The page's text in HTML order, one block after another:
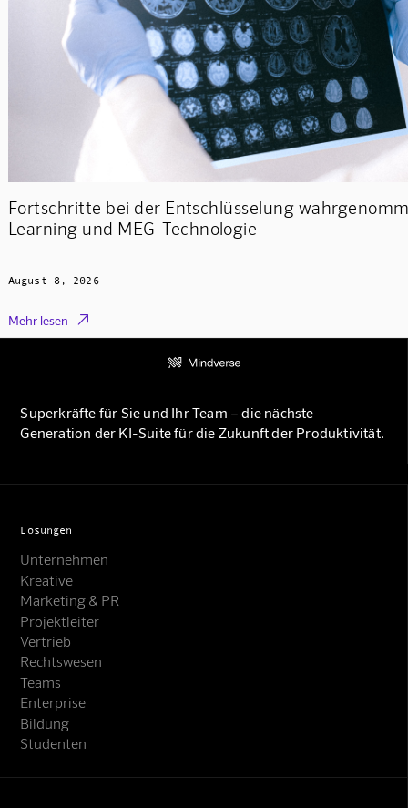
Fortschritte bei der Entschlüsselung
Learning und MEG-Technologie
August 8, 2026
Mehr lesen 
Superkräfte für Sie und Ihr Team – die nächste
Generation der KI-Suite für die Zukunft der Produktivität.
Lösungen
Unternehmen
Kreative
Marketing & PR
Projektleiter
Vertrieb
Rechtswesen
Teams
Enterprise
Bildung
Studenten